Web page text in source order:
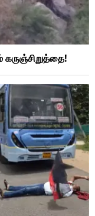
கருஞ்சிறுத்தை!